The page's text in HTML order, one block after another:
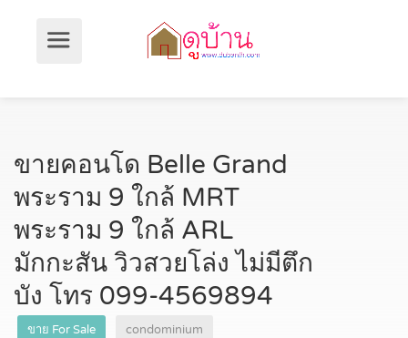
ขายคอนโด Belle Grand
พระราม 9 ใกล้ MRT
พระราม 9 ใกล้ ARL
มักกะสัน วิวสวยโล่ง ไม่มีตึก
บัง โทร 099-4569894
ขาย For Sale condominium